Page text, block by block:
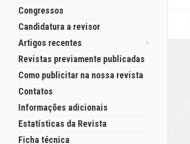
Congressos
Candidatura a revisor
Artigos recentes
Revistas previamente publicadas
Como publicitar na nossa revista
Contatos
Informações adicionais
Estatísticas da Revista
Ficha técnica